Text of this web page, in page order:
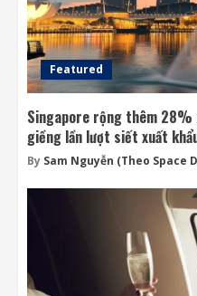
Featured
Singapore rộng thêm 28%
giềng lần lượt siết xuất
By Sam Nguyễn (Theo Space